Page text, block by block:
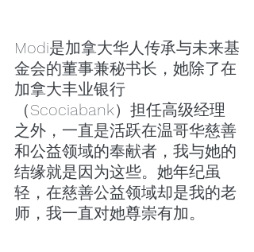
Modi是加拿大华人传承与未来基
金会的董事兼秘书长，她除了在
加拿大丰业银行
（Scociabank）担任高级经理
之外，一直是活跃在温哥华慈善
和公益领域的奉献者，我与她的
结缘就是因为这些。她年纪虽
轻，在慈善公益领域却是我的老
师，我一直对她尊崇有加。